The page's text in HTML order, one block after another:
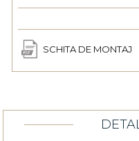
SCHITA DE MONTAJ